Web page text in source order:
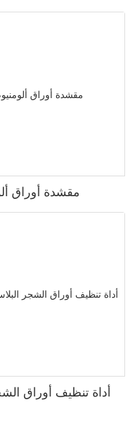
مقشدة أوراق
أداة تنظيف أوراق